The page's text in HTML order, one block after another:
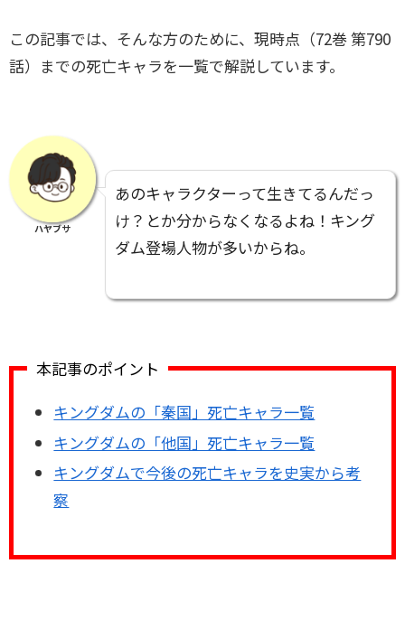
この記事では、そんな方のために、現時点（72巻 第790
話）までの死亡キャラを一覧で解説しています。
ハヤブサ
あのキャラクターって生きてるんだっ
け？とか分からなくなるよね！キング
ダム登場人物が多いからね。
本記事のポイント
キングダムの「秦国」死亡キャラ一覧
キングダムの「他国」死亡キャラ一覧
キングダムで今後の死亡キャラを史実から考
察